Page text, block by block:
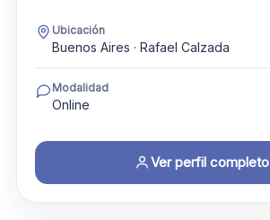
Ubicación
Buenos Aires · Rafael Calzada
Modalidad
Online
Ver perfil completo